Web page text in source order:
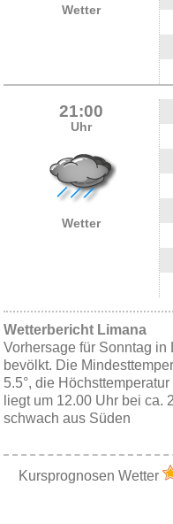
Wetter
21:00
Uhr
Wetter
Wetterbericht Limana
Vorhersage für Sonntag
bevölkt. Die
5.5°, die
liegt um 12.00 Uhr bei ca.
schwach aus Süden
Kursprognosen Wetter